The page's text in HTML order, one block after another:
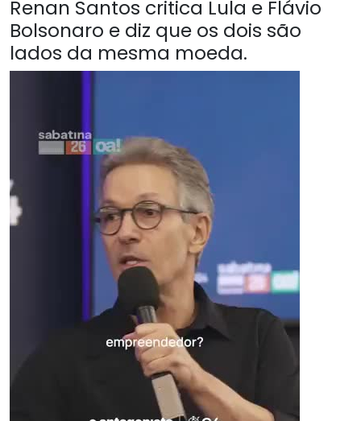
Renan Santos critica Lula e Flávio
Bolsonaro e diz que os dois são
lados da mesma moeda.